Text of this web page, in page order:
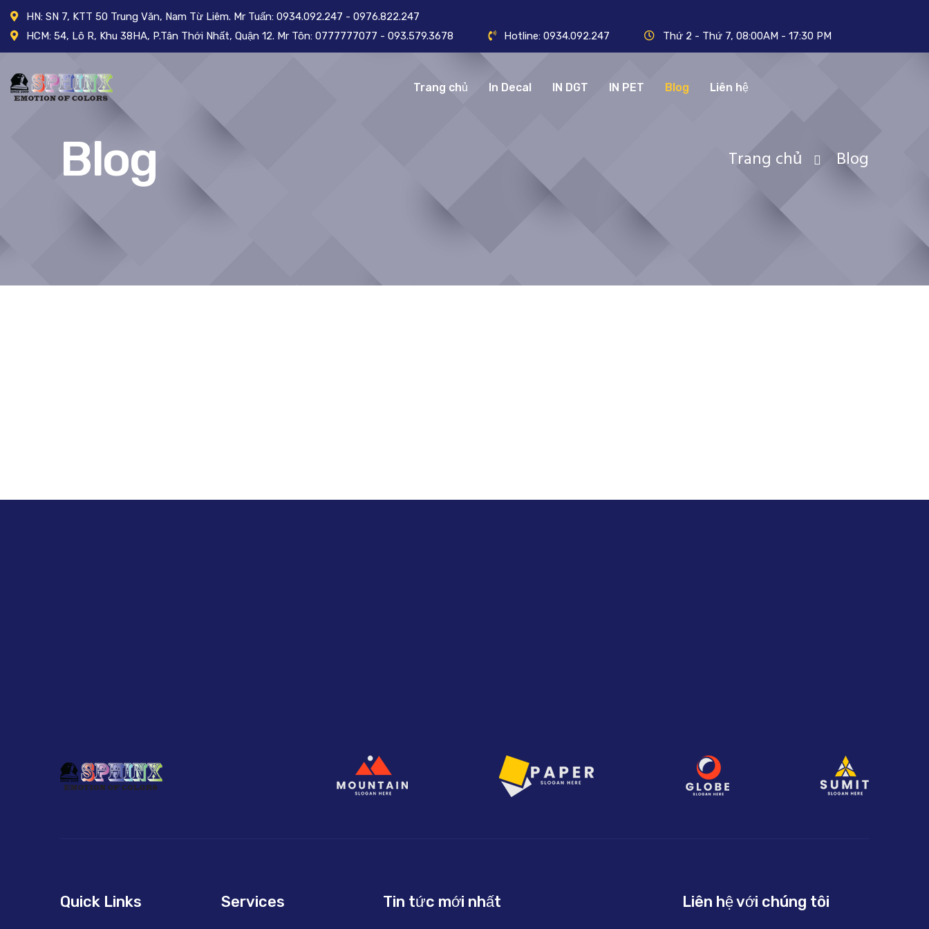
HN: SN 7, KTT 50 Trung Văn, Nam Từ Liêm. Mr Tuấn: 0934.092.247 - 0976.822.247
HCM: 54, Lô R, Khu 38HA, P.Tân Thới Nhất, Quận 12. Mr Tôn: 0777777077 - 093.579.3678
Hotline: 0934.092.247 Thứ 2 - Thứ 7, 08:00AM - 17:30 PM
Trang chủ In Decal IN DGT IN PET Blog Liên hệ
Blog Trang chủ Blog
Quick Links Services Tin tức mới nhất Liên hệ với chúng tôi